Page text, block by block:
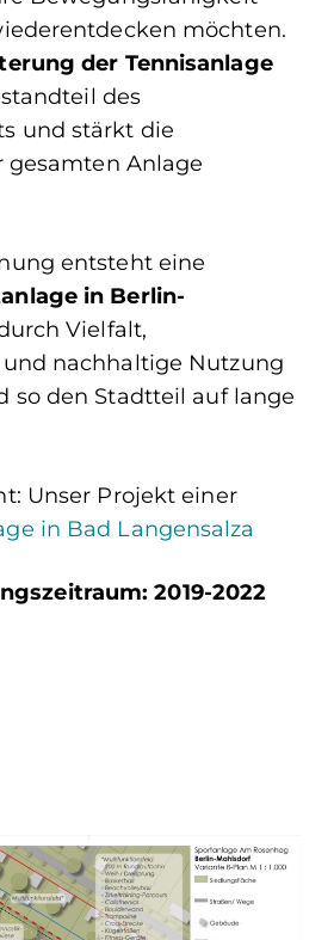
möchten.
der Tennisanlage
des
und stärkt die
Anlage
entsteht eine
in Berlin-
Vielfalt,
nachhaltige Nutzung
so den Stadtteil auf lange
Unser Projekt einer
in Bad Langensalza
2019-2022